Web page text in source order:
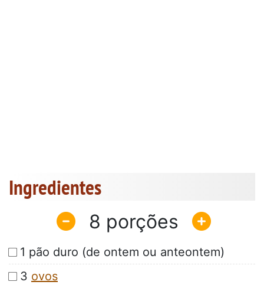
Ingredientes
8
1 pão duro (de ontem ou anteontem)
3 ovos